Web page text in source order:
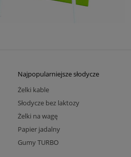
Najpopularniejsze słodycze
Żelki kable
Słodycze bez laktozy
Żelki na wagę
Papier jadalny
Gumy TURBO